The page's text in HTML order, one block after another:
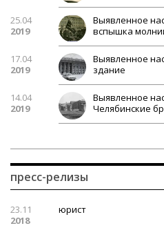
25.04
2019
Выявленное
вспышка
17.04
2019
Выявленное
здание
14.04
2019
Выявленное
Челябинские
пресс-релизы
23.11
2018
юрист